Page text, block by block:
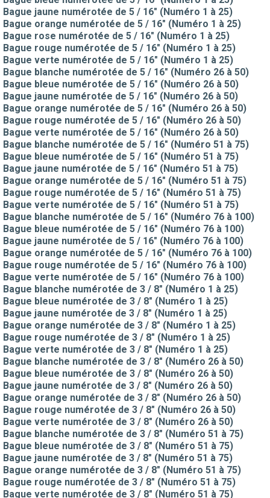
Bague jaune numérotée de 5 / 16" (Numéro 1 à 25)
Bague orange numérotée de 5 / 16" (Numéro 1 à 25)
Bague rose numérotée de 5 / 16" (Numéro 1 à 25)
Bague rouge numérotée de 5 / 16" (Numéro 1 à 25)
Bague verte numérotée de 5 / 16" (Numéro 1 à 25)
Bague blanche numérotée de 5 / 16" (Numéro 26 à 50)
Bague bleue numérotée de 5 / 16" (Numéro 26 à 50)
Bague jaune numérotée de 5 / 16" (Numéro 26 à 50)
Bague orange numérotée de 5 / 16" (Numéro 26 à 50)
Bague rouge numérotée de 5 / 16" (Numéro 26 à 50)
Bague verte numérotée de 5 / 16" (Numéro 26 à 50)
Bague blanche numérotée de 5 / 16" (Numéro 51 à 75)
Bague bleue numérotée de 5 / 16" (Numéro 51 à 75)
Bague jaune numérotée de 5 / 16" (Numéro 51 à 75)
Bague orange numérotée de 5 / 16" (Numéro 51 à 75)
Bague rouge numérotée de 5 / 16" (Numéro 51 à 75)
Bague verte numérotée de 5 / 16" (Numéro 51 à 75)
Bague blanche numérotée de 5 / 16" (Numéro 76 à 100)
Bague bleue numérotée de 5 / 16" (Numéro 76 à 100)
Bague jaune numérotée de 5 / 16" (Numéro 76 à 100)
Bague orange numérotée de 5 / 16" (Numéro 76 à 100)
Bague rouge numérotée de 5 / 16" (Numéro 76 à 100)
Bague verte numérotée de 5 / 16" (Numéro 76 à 100)
Bague blanche numérotée de 3 / 8" (Numéro 1 à 25)
Bague bleue numérotée de 3 / 8" (Numéro 1 à 25)
Bague jaune numérotée de 3 / 8" (Numéro 1 à 25)
Bague orange numérotée de 3 / 8" (Numéro 1 à 25)
Bague rouge numérotée de 3 / 8" (Numéro 1 à 25)
Bague verte numérotée de 3 / 8" (Numéro 1 à 25)
Bague blanche numérotée de 3 / 8" (Numéro 26 à 50)
Bague bleue numérotée de 3 / 8" (Numéro 26 à 50)
Bague jaune numérotée de 3 / 8" (Numéro 26 à 50)
Bague orange numérotée de 3 / 8" (Numéro 26 à 50)
Bague rouge numérotée de 3 / 8" (Numéro 26 à 50)
Bague verte numérotée de 3 / 8" (Numéro 26 à 50)
Bague blanche numérotée de 3 / 8" (Numéro 51 à 75)
Bague bleue numérotée de 3 / 8" (Numéro 51 à 75)
Bague jaune numérotée de 3 / 8" (Numéro 51 à 75)
Bague orange numérotée de 3 / 8" (Numéro 51 à 75)
Bague rouge numérotée de 3 / 8" (Numéro 51 à 75)
Bague verte numérotée de 3 / 8" (Numéro 51 à 75)